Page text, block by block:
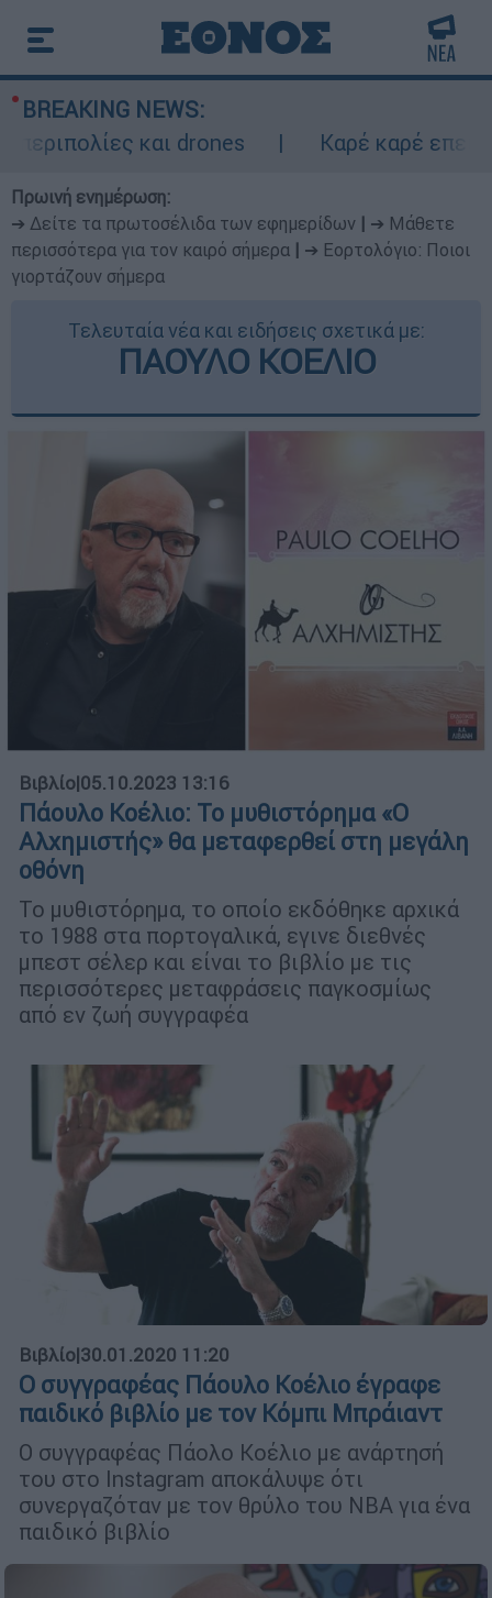
BREAKING NEWS:
και drones
Καρέ καρέ
Πρωινή ενημέρωση:
➔ Δείτε τα πρωτοσέλιδα των εφημερίδων
➔ Μάθετε
περισσότερα για τον καιρό σήμερα
➔ Εορτολόγιο: Ποιοι
γιορτάζουν σήμερα
Τελευταία νέα και ειδήσεις σχετικά με:
ΠΑΟΥΛΟ ΚΟΕΛΙΟ
Βιβλίο|05.10.2023 13:16
Πάουλο Κοέλιο: Το μυθιστόρημα «O
Αλχημιστής» θα μεταφερθεί στη μεγάλη
οθόνη
Το μυθιστόρημα, το οποίο εκδόθηκε αρχικά
το 1988 στα πορτογαλικά, εγινε διεθνές
μπεστ σέλερ και είναι το βιβλίο με τις
περισσότερες μεταφράσεις παγκοσμίως
από εν ζωή συγγραφέα
Βιβλίο|30.01.2020 11:20
Ο συγγραφέας Πάουλο Κοέλιο έγραφε
παιδικό βιβλίο με τον Κόμπι Μπράιαντ
Ο συγγραφέας Πάολο Κοέλιο με ανάρτησή
του στο Instagram αποκάλυψε ότι
συνεργαζόταν με τον θρύλο του NBA για ένα
παιδικό βιβλίο